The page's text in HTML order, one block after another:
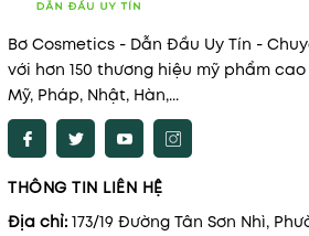
Bơ Cosmetics - Dẫn Đầu Uy Tín -
với hơn 150 thương hiệu mỹ phẩm
Mỹ, Pháp, Nhật, Hàn,...
THÔNG TIN LIÊN HỆ
Địa chỉ: 173/19 Đường Tân Sơn Nhì,